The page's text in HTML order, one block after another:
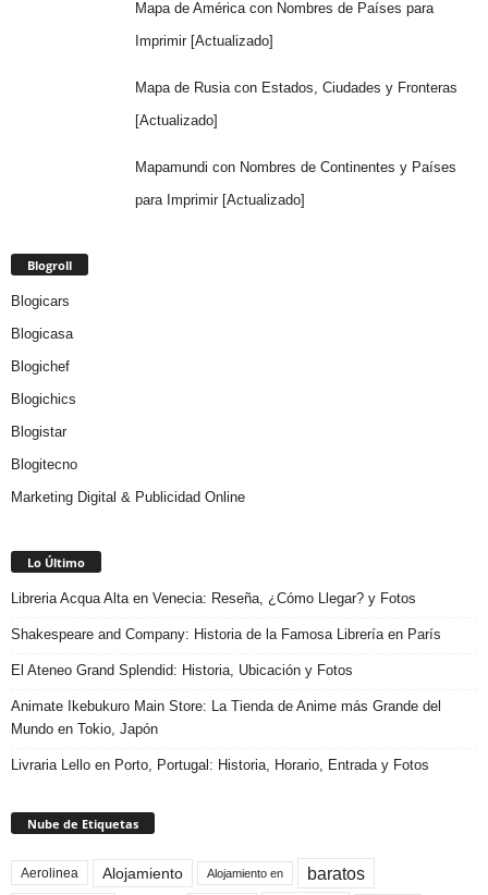
Mapa de América con Nombres de Países para
Imprimir [Actualizado]
Mapa de Rusia con Estados, Ciudades y Fronteras
[Actualizado]
Mapamundi con Nombres de Continentes y Países
para Imprimir [Actualizado]
Blogroll
Blogicars
Blogicasa
Blogichef
Blogichics
Blogistar
Blogitecno
Marketing Digital & Publicidad Online
Lo Último
Libreria Acqua Alta en Venecia: Reseña, ¿Cómo Llegar? y Fotos
Shakespeare and Company: Historia de la Famosa Librería en París
El Ateneo Grand Splendid: Historia, Ubicación y Fotos
Animate Ikebukuro Main Store: La Tienda de Anime más Grande del
Mundo en Tokio, Japón
Livraria Lello en Porto, Portugal: Historia, Horario, Entrada y Fotos
Nube de Etiquetas
Aerolinea Alojamiento Alojamiento en baratos